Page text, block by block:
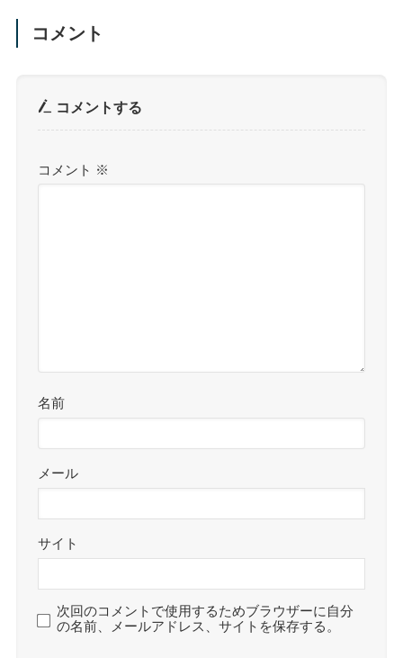
コメント
コメントする
コメント ※
名前
メール
サイト
次回のコメントで使用するためブラウザーに自分
の名前、メールアドレス、サイトを保存する。